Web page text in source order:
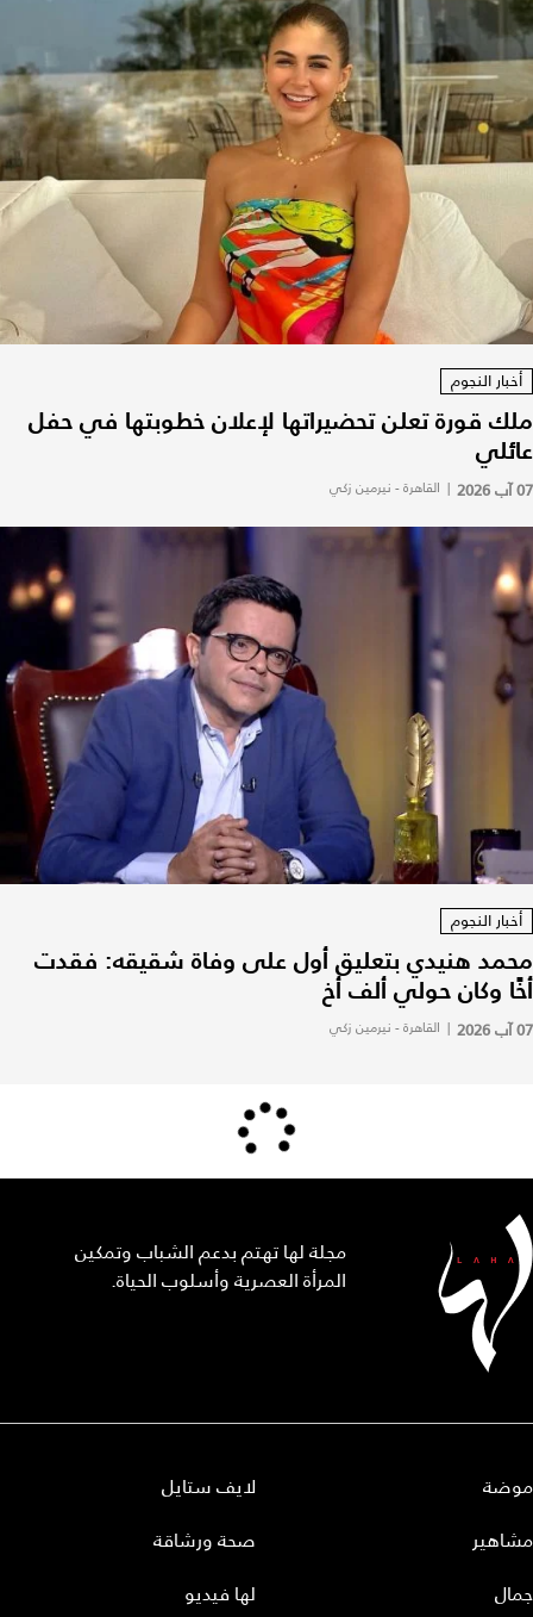
أخبار النجوم
ملك قورة تعلن تحضيراتها لإعلان خطوبتها في حفل
عائلي
07 آب 2026 | القاهرة - نيرمين زكي
أخبار النجوم
محمد هنيدي بتعليق أول على وفاة شقيقه: فقدت
أخًا وكان حولي ألف أخ
07 آب 2026 | القاهرة - نيرمين زكي
مجلة لها تهتم بدعم الشباب وتمكين
المرأة العصرية وأسلوب الحياة.
موضة
مشاهير
جمال
لايف ستايل
صحة ورشاقة
لها فيديو